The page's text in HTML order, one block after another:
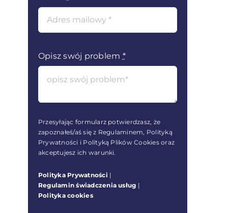
Opisz swój problem *
Przesyłając formularz potwierdzasz, że
zapoznałeś/aś się z Regulaminem, Polityką
Prywatności i Polityką Plików Cookies oraz
akceptujesz ich warunki.
Polityka Prywatności |
Regulamin świadczenia usług |
Polityka cookies